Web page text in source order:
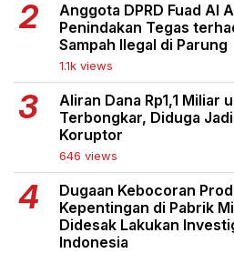
Anggota DPRD Fuad Al
Penindakan Tegas
Sampah Ilegal di Parung
1.1k views
Aliran Dana Rp1,1 Miliar
Terbongkar, Diduga
Koruptor
646 views
Dugaan Kebocoran
Kepentingan di Pabrik
Didesak Lakukan
Indonesia